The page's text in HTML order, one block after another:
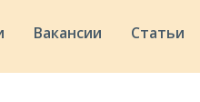
Вакансии Статьи